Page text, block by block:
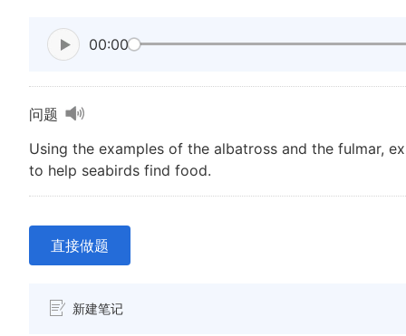
00:00
问题
Using the examples of the albatross and the fulmar,
to help seabirds find food.
直接做题
新建笔记